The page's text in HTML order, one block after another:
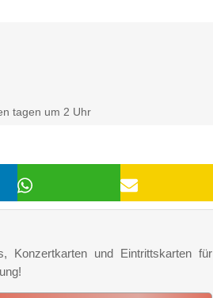
tagen um 2 Uhr
Konzertkarten und Eintrittskarten für